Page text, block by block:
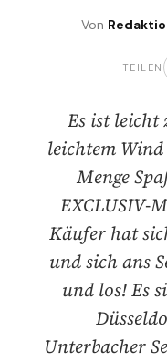
Von
TEILEN
Es ist leicht
leichtem
Menge
EXCLUSIV-
Käufer hat
und sich ans
und los! Es
Unterbacher